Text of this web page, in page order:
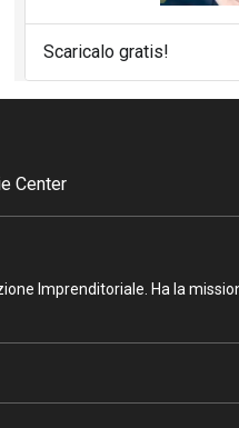
Scaricalo gratis!
Center
Imprenditoriale. Ha la